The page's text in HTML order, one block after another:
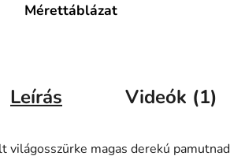
Mérettáblázat
Leírás Videók (1)
világosszürke magas derekú